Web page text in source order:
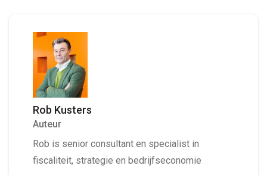
Rob Kusters
Auteur
Rob is senior consultant en specialist in
fiscaliteit, strategie en bedrijfseconomie